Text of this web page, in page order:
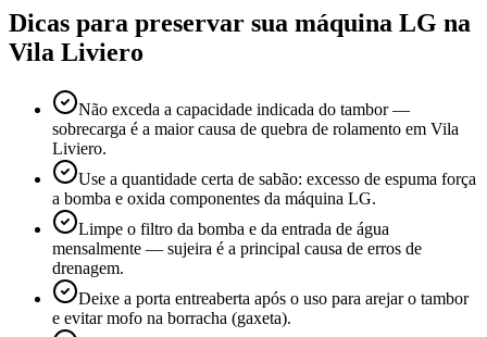
Dicas para preservar sua máquina LG na
Vila Liviero
Não exceda a capacidade indicada do tambor —
sobrecarga é a maior causa de quebra de rolamento em Vila
Liviero.
Use a quantidade certa de sabão: excesso de espuma força
a bomba e oxida componentes da máquina LG.
Limpe o filtro da bomba e da entrada de água
mensalmente — sujeira é a principal causa de erros de
drenagem.
Deixe a porta entreaberta após o uso para arejar o tambor
e evitar mofo na borracha (gaxeta).